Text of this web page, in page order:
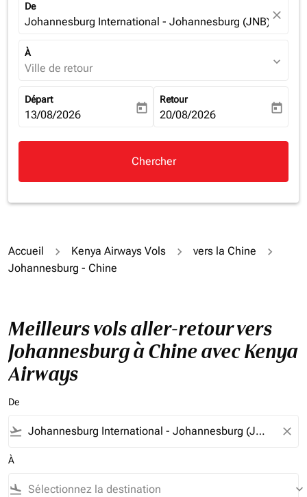
De
Johannesburg International - Johannesburg (JNB),close
À
Ville de retour expand_more
Départ
fc-booking-departure-date-aria-label
13/08/2026 today
Retour
fc-booking-return-date-aria-
20/08/2026 today
Chercher
Accueil Kenya Airways Vols
vers la Chine
Johannesburg - Chine
Meilleurs vols aller-retour vers
Johannesburg à Chine avec Kenya
Airways
De
flight_takeoff close
À
flight_land keyboard_arrow_down